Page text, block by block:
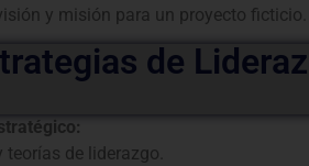
y misión para un proyecto ficticio.
de
de liderazgo.